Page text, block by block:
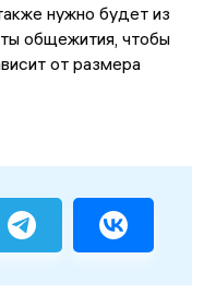
нужно будет из
общежития, чтобы
от размера